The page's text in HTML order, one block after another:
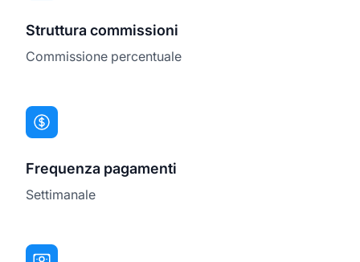
Struttura commissioni
Commissione percentuale
Frequenza pagamenti
Settimanale